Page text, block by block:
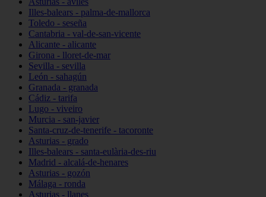
Illes-balears - palma-de-mallorca
Toledo - seseña
Cantabria - val-de-san-vicente
Alicante - alicante
Girona - lloret-de-mar
Sevilla - sevilla
León - sahagún
Granada - granada
Cádiz - tarifa
Lugo - viveiro
Murcia - san-javier
Santa-cruz-de-tenerife - tacoronte
Asturias - grado
Illes-balears - santa-eulària-des-riu
Madrid - alcalá-de-henares
Asturias - gozón
Málaga - ronda
Asturias - llanes